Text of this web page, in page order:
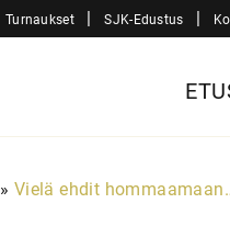
Turnaukset | SJK-Edustus |
» Vielä ehdit